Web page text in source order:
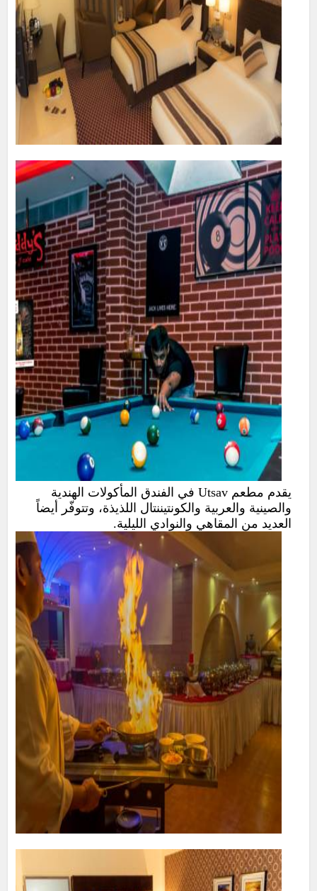
يقدم مطعم Utsav في الفندق المأكولات الهندية
والصينية والعربية والكونتيننتال اللذيذة، وتتوفّر أيضاً
العديد من المقاهي والنوادي الليلية.